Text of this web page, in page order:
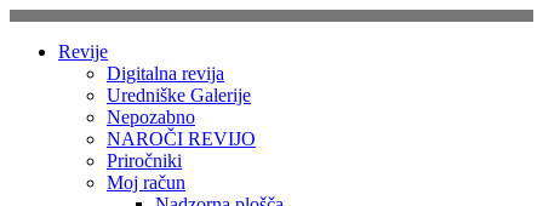
Skip
content
Revije
Digitalna revija
Uredniške Galerije
Nepozabno
NAROČI REVIJO
Priročniki
Moj račun